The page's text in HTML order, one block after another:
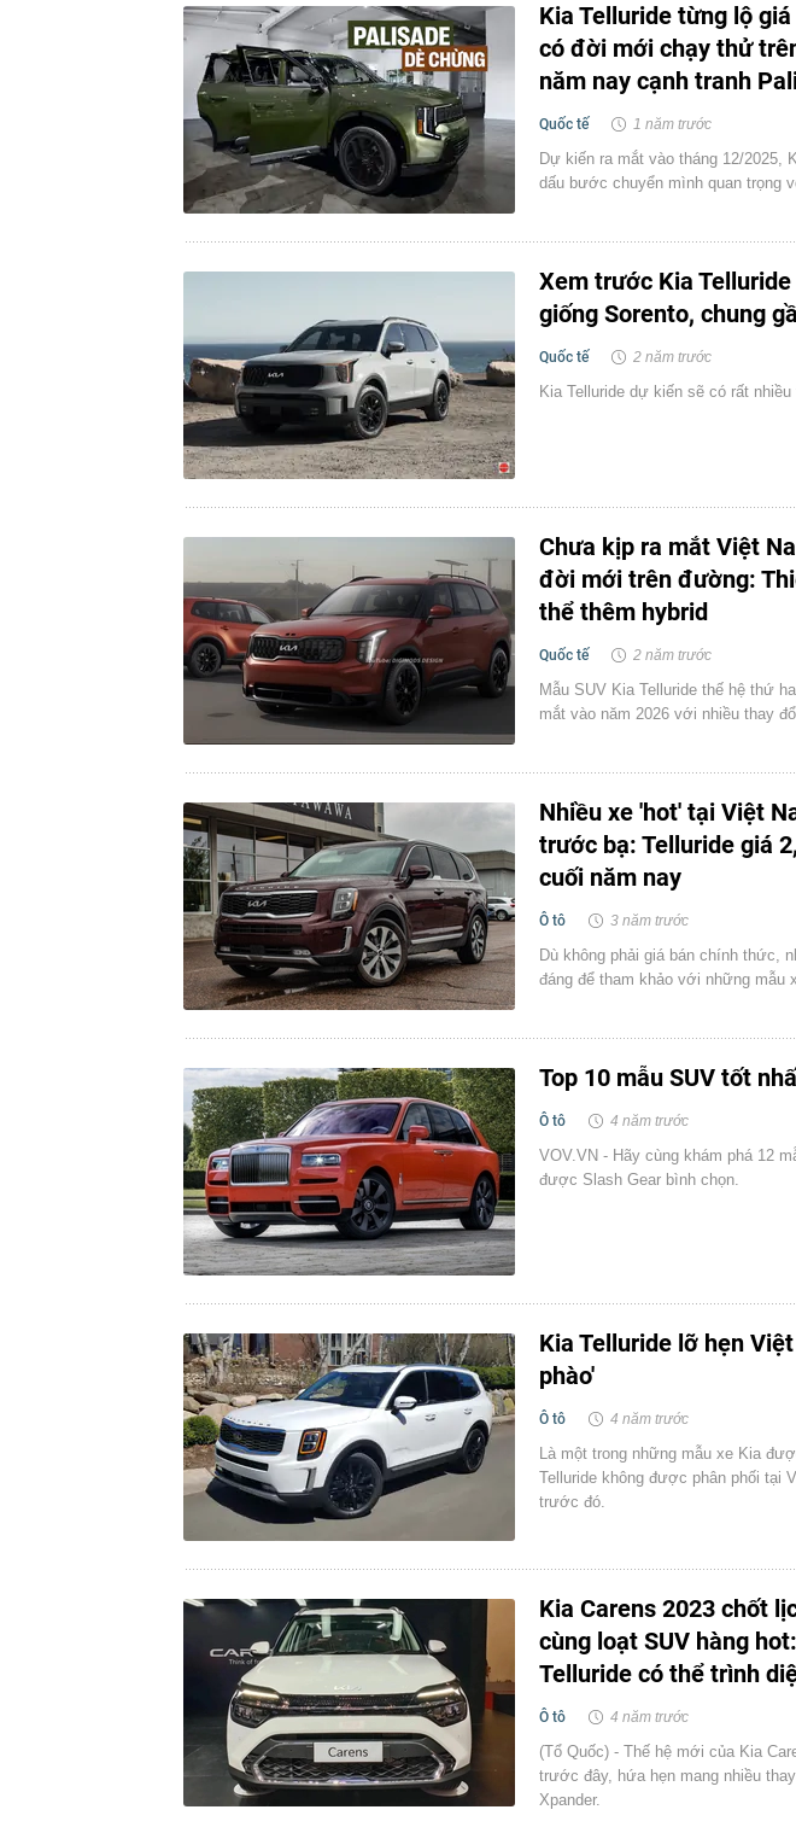
Kia Telluride từng lộ
có đời mới chạy thử
năm nay cạnh tranh
Quốc tế 1 năm trước
Dự kiến ra mắt vào tháng 12/2025,
dấu bước chuyển mình quan trọng
Xem trước Kia
giống Sorento, chung
Quốc tế 2 năm trước
Kia Telluride dự kiến sẽ có rất
Chưa kịp ra mắt Việt
đời mới trên đường:
thể thêm hybrid
Quốc tế 2 năm trước
Mẫu SUV Kia Telluride thế hệ thứ
mắt vào năm 2026 với nhiều thay
Nhiều xe 'hot' tại Việt
trước bạ: Telluride giá
cuối năm nay
Ô tô 3 năm trước
Dù không phải giá bán chính thức,
đáng để tham khảo với những mẫu
Top 10 mẫu SUV tốt
Ô tô 4 năm trước
VOV.VN - Hãy cùng khám phá 12
được Slash Gear bình chọn.
Kia Telluride lỡ hẹn
phào'
Ô tô 4 năm trước
Là một trong những mẫu xe Kia
Telluride không được phân phối tại
trước đó.
Kia Carens 2023 chốt
cùng loạt SUV hàng
Telluride có thể trình
Ô tô 4 năm trước
(Tổ Quốc) - Thế hệ mới của Kia
trước đây, hứa hẹn mang nhiều
Xpander.